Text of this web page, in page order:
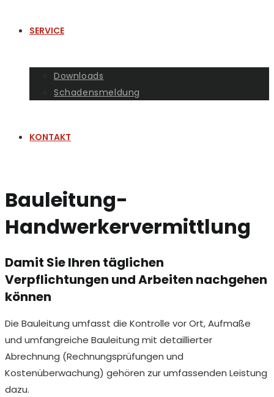
SERVICE
Downloads
Schadensmeldung
KONTAKT
Bauleitung-
Handwerkervermittlung
Damit Sie Ihren täglichen
Verpflichtungen und Arbeiten nachgehen
können
Die Bauleitung umfasst die Kontrolle vor Ort, Aufmaße
und umfangreiche Bauleitung mit detaillierter
Abrechnung (Rechnungsprüfungen und
Kostenüberwachung) gehören zur umfassenden Leistung
dazu.